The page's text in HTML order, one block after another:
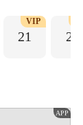
21
VIP
22
APP